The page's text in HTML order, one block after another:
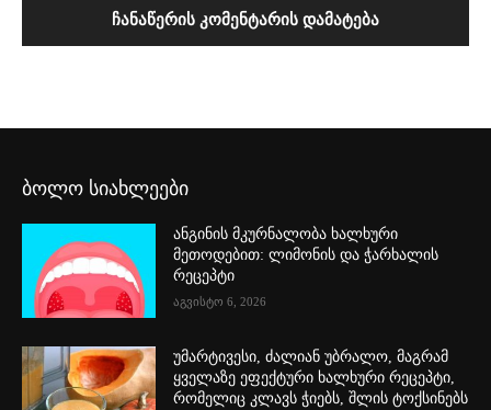
ბოლო სიახლეები
ანგინის მკურნალობა ხალხური
მეთოდებით: ლიმონის და ჭარხალის
რეცეპტი
აგვისტო 6, 2026
უმარტივესი, ძალიან უბრალო, მაგრამ
ყველაზე ეფექტური ხალხური რეცეპტი,
რომელიც კლავს ჭიებს, შლის ტოქსინებს